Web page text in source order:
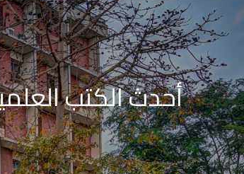
أحدث الكتب